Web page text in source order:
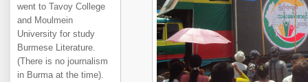
went to Tavoy College
and Moulmein
University for study
Burmese Literature.
(There is no journalism
in Burma at the time).